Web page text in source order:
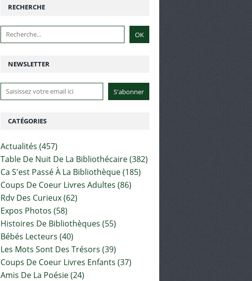
NEWSLETTER
RECHERCHE
CATÉGORIES
Actualités (457)
Table De Nuit De La Bibliothécaire(382)
Ca S'est Passé À La Bibliothèque(185)
Coups De Coeur Livres Adultes (86)
Rdv Des Curieux(62)
Expos Photos (58)
Histoires De Bibliothèques (55)
Bébés Lecteurs (40)
Les Mots Sont Des Trésors (39)
Coups De Coeur Livres Enfants (37)
Amis De La Poésie(24)